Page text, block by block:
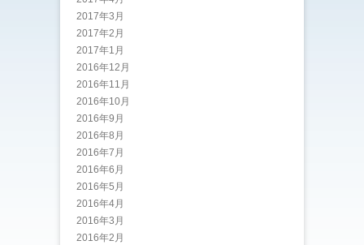
2017年3月
2017年2月
2017年1月
2016年12月
2016年11月
2016年10月
2016年9月
2016年8月
2016年7月
2016年6月
2016年5月
2016年4月
2016年3月
2016年2月